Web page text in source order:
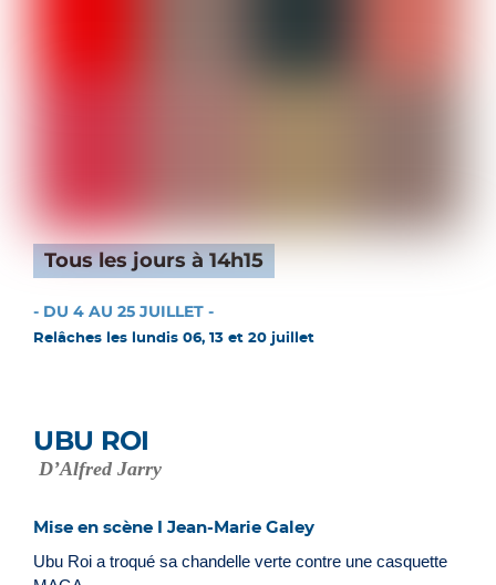
Tous les jours à 14h15
- DU 4 AU 25 JUILLET -
Relâches les lundis 06, 13 et 20 juillet
UBU ROI
D’Alfred Jarry
Mise en scène I Jean-Marie Galey
Ubu Roi a troqué sa chandelle verte contre une casquette